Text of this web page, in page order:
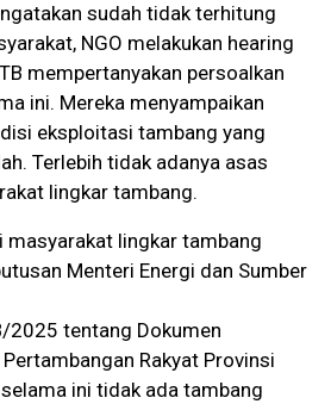
sudah tidak terhitung
NGO melakukan hearing
mempertanyakan persoalkan
ini. Mereka menyampaikan
eksploitasi tambang yang
Terlebih tidak adanya asas
lingkar tambang.
masyarakat lingkar tambang
Menteri Energi dan Sumber
2025 tentang Dokumen
Rakyat Provinsi
ini tidak ada tambang